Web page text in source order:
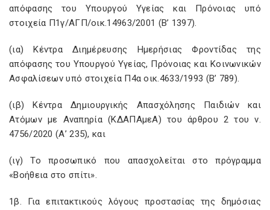
απόφασης του Υπουργού Υγείας και Πρόνοιας υπό
στοιχεία Π1γ/ΑΓΠ/οικ.14963/2001 (Β’ 1397).
(ια) Κέντρα Διημέρευσης Ημερήσιας Φροντίδας της
απόφασης του Υπουργού Υγείας, Πρόνοιας και Κοινωνικών
Ασφαλίσεων υπό στοιχεία Π4α οικ.4633/1993 (Β’ 789).
(ιβ) Κέντρα Δημιουργικής Απασχόλησης Παιδιών και
Ατόμων με Αναπηρία (ΚΔΑΠΑμεΑ) του άρθρου 2 του ν.
4756/2020 (Α’ 235), και
(ιγ) Το προσωπικό που απασχολείται στο πρόγραμμα
«Βοήθεια στο σπίτι».
1β. Για επιτακτικούς λόγους προστασίας της δημόσιας